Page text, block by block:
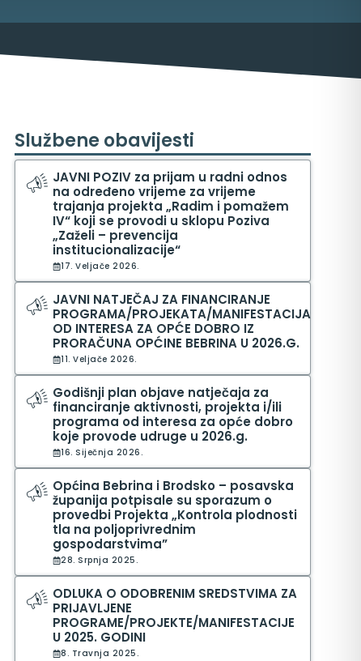
Službene obavijesti
JAVNI POZIV za prijam u radni odnos
na određeno vrijeme za vrijeme
trajanja projekta „Radim i pomažem
IV“ koji se provodi u sklopu Poziva
„Zaželi – prevencija
institucionalizacije“
17. Veljače 2026.
JAVNI NATJEČAJ ZA FINANCIRANJE
PROGRAMA/PROJEKATA/MANIFESTACIJA
OD INTERESA ZA OPĆE DOBRO IZ
PRORAČUNA OPĆINE BEBRINA U 2026.G.
11. Veljače 2026.
Godišnji plan objave natječaja za
financiranje aktivnosti, projekta i/ili
programa od interesa za opće dobro
koje provode udruge u 2026.g.
16. Siječnja 2026.
Općina Bebrina i Brodsko – posavska
županija potpisale su sporazum o
provedbi Projekta „Kontrola plodnosti
tla na poljoprivrednim
gospodarstvima”
28. Srpnja 2025.
ODLUKA O ODOBRENIM SREDSTVIMA ZA
PRIJAVLJENE
PROGRAME/PROJEKTE/MANIFESTACIJE
U 2025. GODINI
8. Travnja 2025.